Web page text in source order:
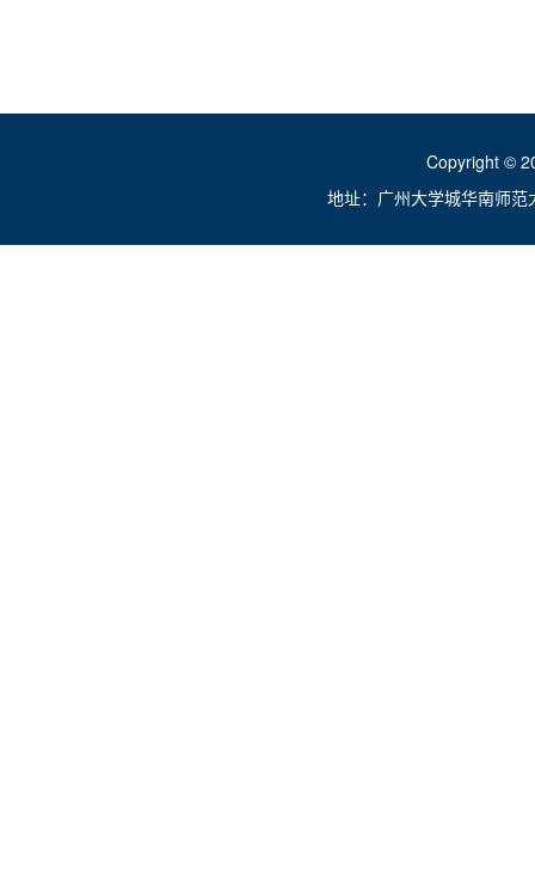
Copyright ©
地址：广州大学城华南